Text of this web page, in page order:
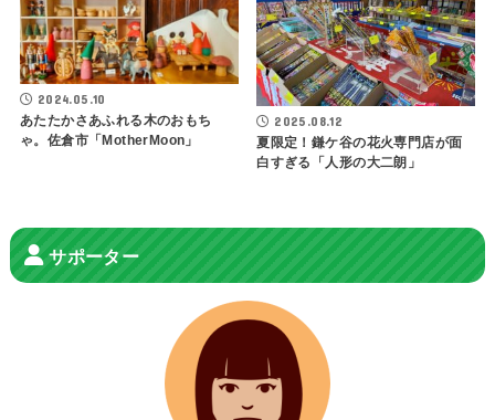
2024.05.10
あたたかさあふれる木のおもち
ゃ。佐倉市「MotherMoon」
2025.08.12
夏限定！鎌ケ谷の花火専門店が面
白すぎる「人形の大二朗」
サポーター